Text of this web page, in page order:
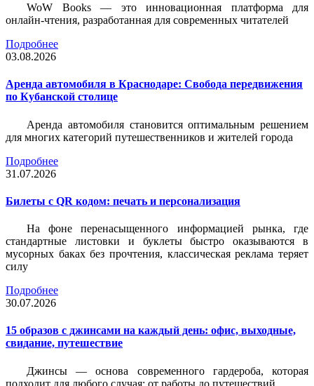
WoW Books — это инновационная платформа для
онлайн-чтения, разработанная для современных читателей
Подробнее
03.08.2026
Аренда автомобиля в Краснодаре: Свобода передвижения
по Кубанской столице
Аренда автомобиля становится оптимальным решением
для многих категорий путешественников и жителей города
Подробнее
31.07.2026
Билеты c QR кодом: печать и персонализация
На фоне перенасыщенного информацией рынка, где
стандартные листовки и буклеты быстро оказываются в
мусорных баках без прочтения, классическая реклама теряет
силу
Подробнее
30.07.2026
15 образов с джинсами на каждый день: офис, выходные,
свидание, путешествие
Джинсы — основа современного гардероба, которая
подходит для любого случая: от работы до путешествий